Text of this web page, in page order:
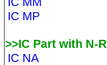
IC MP
>>IC Part with N-R
IC NA